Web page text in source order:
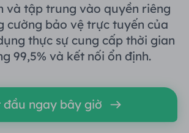
cư tĩnh
trú không giới hạn
cư trú $0.8/GB
cư tĩnh $0.28/IP/Ngày
SỬ DỤNG
và tập trung vào quyền riêng
cường bảo vệ trực tuyến của
thực sự cung cấp thời gian
99,5% và kết nối ổn định.
đầu ngay bây giờ